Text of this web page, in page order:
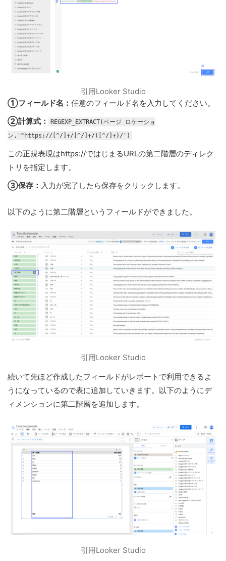
引用Looker Studio
①フィールド名： 任意のフィールド名を入力してください。
②計算式：
REGEXP_EXTRACT(ページ ロケーショ
ン,'^https://[^/]+/[^/]+/([^/]+)/')
この正規表現はhttps://ではじまるURLの第二階層のディレク
トリを指定します。
③保存： 入力が完了したら保存をクリックします。
以下のように第二階層というフィールドができました。
引用Looker Studio
続いて先ほど作成したフィールドがレポートで利用できるよ
うになっているので表に追加していきます。以下のようにデ
ィメンションに第二階層を追加します。
引用Looker Studio